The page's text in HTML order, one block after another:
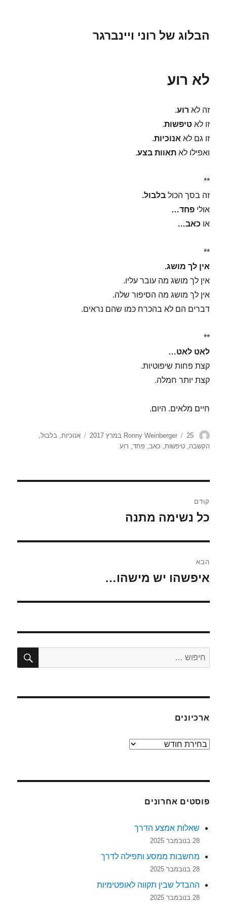
הבלוג של רוני ויינברגר
לא רוע
זה לא רוע.
זו לאטיפשות.
זו גם לא אנוכיות.
ואפילו לאתאוות בצע.
**
זה בסך הכול בלבול.
אוליפחד…
או כאב…
**
אין לך מושג.
אין לך מושג מה עובר עליו.
אין לך מושג מה הסיפור שלה.
דברים הם לא בהכרח כמו שהם נראים.
**
לאט לאט…
קצת פחות שיפוטיות.
קצת יותר חמלה.
חיים מלאים. היום.
מחבר Ronny Weinberger
פורסם
בתאריך
25 במרץ 2017 תגיות
אנוכיות,בלבול,
הקשבה,טיפשות, כאב,פחד, רוע
קודם
הפוסט
כל נשימה מתנה
הבא
הפוסט
איפשהו יש מישהו…
חפש:
ארכיונים
ארכיונים
פוסטים אחרונים
שאלות אמצע הדרך
28 בנובמבר 2025
מחשבות ממסע ותפילה לדרך
28 בנובמבר 2025
ההבדל שבין תקווה לאופטימיות
28 בנובמבר 2025